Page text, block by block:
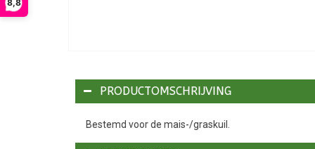
8,8
PRODUCTOMSCHRIJVING
Bestemd voor de mais-/graskuil.